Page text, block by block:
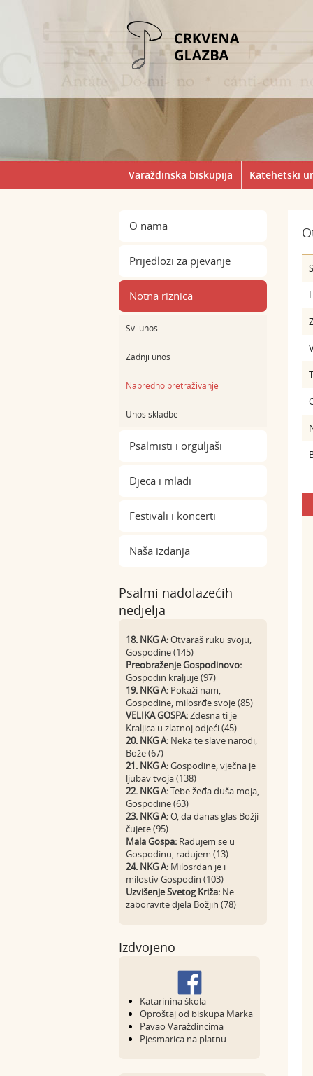
Varaždinska biskupija Katehetski
O nama
Prijedlozi za pjevanje
Notna riznica
Svi unosi
Zadnji unos
Napredno pretraživanje
Unos skladbe
Psalmisti i orguljaši
Djeca i mladi
Festivali i koncerti
Naša izdanja
Psalmi nadolazećih
nedjelja
18. NKG A:Otvaraš ruku svoju,
Gospodine (145)
Preobraženje Gospodinovo:
Gospodin kraljuje (97)
19. NKG A: Pokaži nam,
Gospodine, milosrđe svoje (85)
VELIKA GOSPA:Zdesna ti je
Kraljica u zlatnoj odjeći (45)
20. NKG A: Neka te slave narodi,
Bože (67)
21. NKG A:Gospodine, vječna je
ljubav tvoja (138)
22. NKG A:Tebe žeđa duša moja,
Gospodine (63)
23. NKG A:O, da danas glas Božji
čujete (95)
Mala Gospa: Radujem se u
Gospodinu, radujem (13)
24. NKG A: Milosrdan je i
milostiv Gospodin (103)
Uzvišenje Svetog Križa: Ne
zaboravite djela Božjih (78)
Izdvojeno
Katarinina škola
Oproštaj od biskupa Marka
Pavao Varaždincima
Pjesmarica na platnu